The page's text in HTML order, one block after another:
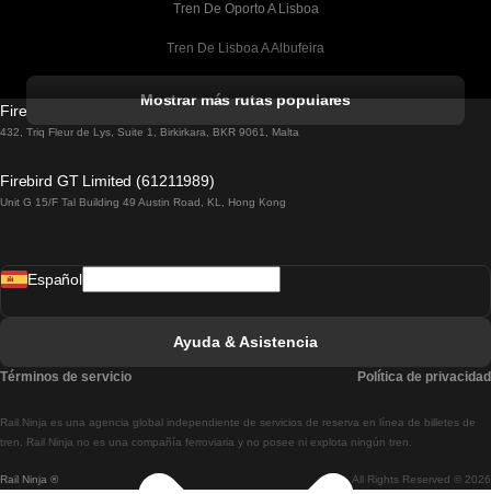
Tren De Oporto A Lisboa
Tren De Lisboa A Albufeira
Tren De Lisboa A Lagos
Tren De Lisboa A Madrid
Tren De Lisboa A Braga
Tren De Braga A Lisboa
Mostrar más rutas populares
Firebird GT Limited (OC 1451)
432, Triq Fleur de Lys, Suite 1, Birkirkara, BKR 9061, Malta
Firebird GT Limited (61211989)
Unit G 15/F Tal Building 49 Austin Road, KL, Hong Kong
Rail Ninja ® All Rights Reserved © 2026
Rail.Ninja es una agencia global independiente de servicios de reserva en línea de billetes de
tren. Rail Ninja no es una compañía ferroviaria y no posee ni explota ningún tren.
Español
Ayuda & Asistencia
Términos de servicio Política de privacidad